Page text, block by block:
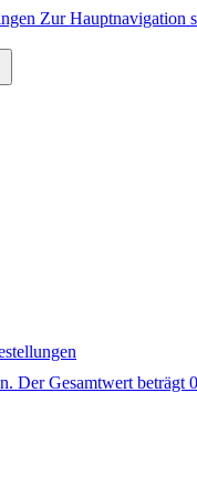
Zur Hauptnavigation
Der Gesamtwert beträgt